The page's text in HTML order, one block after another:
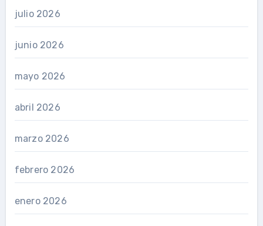
julio 2026
junio 2026
mayo 2026
abril 2026
marzo 2026
febrero 2026
enero 2026